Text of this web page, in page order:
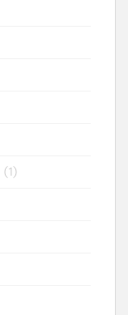
(1)